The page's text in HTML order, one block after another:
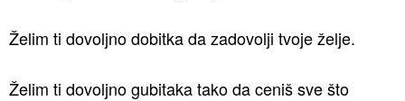
Želim ti dovoljno dobitka da zadovolji tvoje želje.
Želim ti dovoljno gubitaka tako da ceniš sve što